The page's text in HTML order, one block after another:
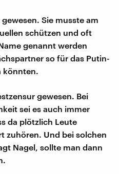
Sie musste am
schützen und oft
genannt werden
so für das Putin-
könnten.
gewesen. Bei
sei es auch immer
da plötzlich Leute
zuhören. Und bei solchen
Nagel, sollte man dann